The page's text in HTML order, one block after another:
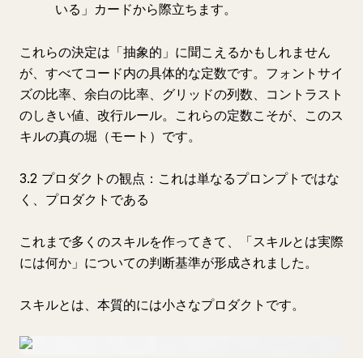
いる」カードから際立ちます。
これらの決定は「抽象的」に聞こえるかもしれません
が、すべてコード内の具体的な定数です。フォントサイ
ズの比率、余白の比率、グリッドの列数、コントラスト
のしきい値、改行ルール。これらの定数こそが、このス
キルの真の堀（モート）です。
3.2 プロダクトの観点：これは単なるプロンプトではな
く、プロダクトである
これまで多くのスキルを作ってきて、「スキルとは実際
には何か」についての判断基準が形成されました。
スキルとは、本質的には小さなプロダクトです。